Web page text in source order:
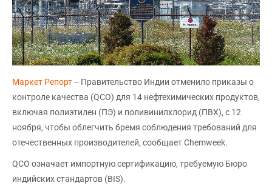
Маркет Репорт-- Правительство Индии отменило приказы о
контроле качества (QCO) для 14 нефтехимических продуктов,
включая полиэтилен (ПЭ) и поливинилхлорид (ПВХ), с 12
ноября, чтобы облегчить бремя соблюдения требований для
отечественных производителей, сообщает Chemweek.
QCO означает импортную сертификацию, требуемую Бюро
индийских стандартов (BIS).